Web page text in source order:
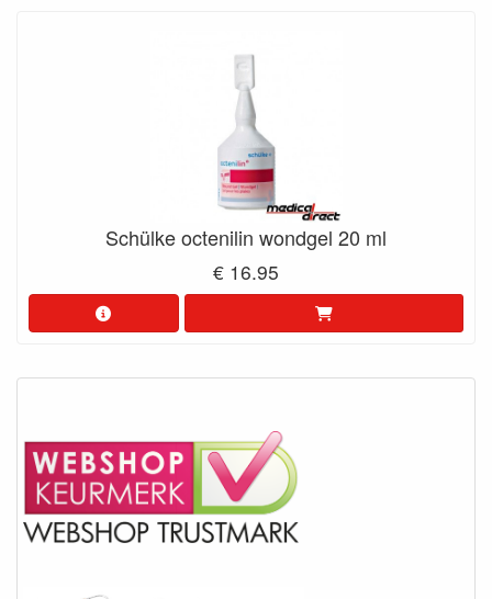
Schülke octenilin wondgel 20 ml
€ 16.95